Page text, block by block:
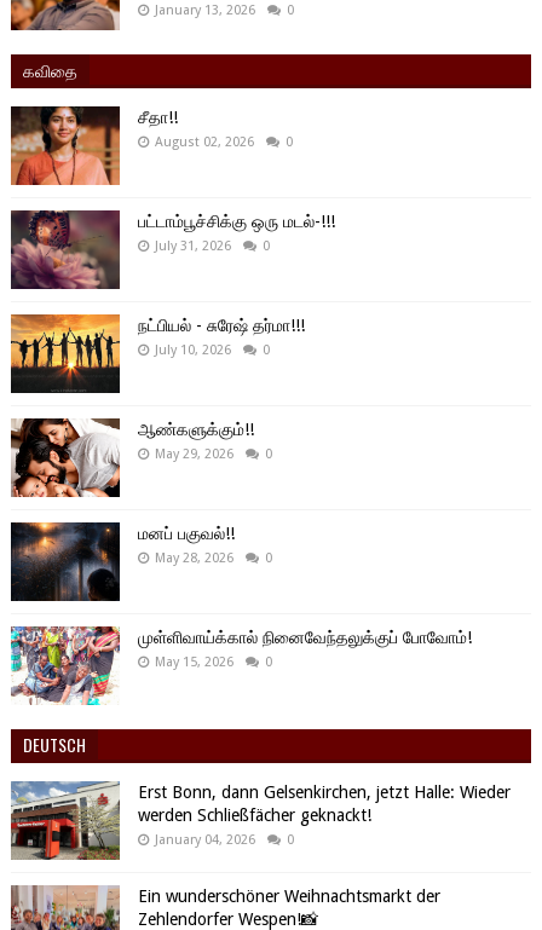
January 13, 2026 0
கவிதை
சீதா!!
August 02, 2026 0
பட்டாம்பூச்சிக்கு ஒரு மடல்-!!!
July 31, 2026 0
நட்பியல் - சுரேஷ் தர்மா!!!
July 10, 2026 0
ஆண்களுக்கும்!!
May 29, 2026 0
மனப் பகுவல்!!
May 28, 2026 0
முள்ளிவாய்க்கால் நினைவேந்தலுக்குப் போவோம்!
May 15, 2026 0
DEUTSCH
Erst Bonn, dann Gelsenkirchen, jetzt Halle: Wieder
werden Schließfächer geknackt!
January 04, 2026 0
Ein wunderschöner Weihnachtsmarkt der
Zehlendorfer Wespen!📸